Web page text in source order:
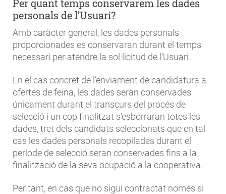
Per quant temps conservarem les dades
personals de l’Usuari?
Amb caràcter general, les dades personals
proporcionades es conservaran durant el temps
necessari per atendre la sol·licitud de l’Usuari.
En el cas concret de l’enviament de candidatura a
ofertes de feina, les dades seran conservades
únicament durant el transcurs del procés de
selecció i un cop finalitzat s’esborraran totes les
dades, tret dels candidats seleccionats que en tal
cas les dades personals recopilades durant el
període de selecció seran conservades fins a la
finalització de la seva ocupació a la cooperativa.
Per tant, en cas que no sigui contractat només si